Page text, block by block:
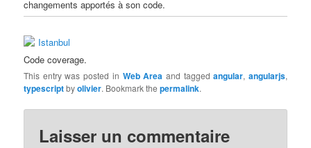
changements apportés à son code.
Istanbul
Code coverage.
This entry was posted in Web Area and taggedangular, angularjs,
typescriptbyolivier. Bookmark thepermalink.
Laisser un commentaire